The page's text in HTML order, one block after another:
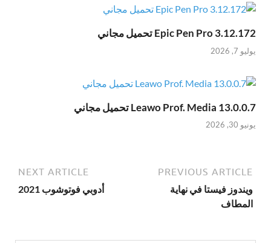
Epic Pen Pro 3.12.172 تحميل مجاني
يوليو 7, 2026
Leawo Prof. Media 13.0.0.7 تحميل مجاني
يونيو 30, 2026
PREVIOUS ARTICLE
ويندوز فيستا في نهاية
المطاف
NEXT ARTICLE
أدوبي فوتوشوب 2021